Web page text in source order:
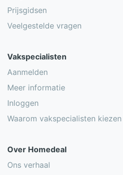
Prijsgidsen
Veelgestelde vragen
Vakspecialisten
Aanmelden
Meer informatie
Inloggen
Waarom vakspecialisten
Over Homedeal
Ons verhaal